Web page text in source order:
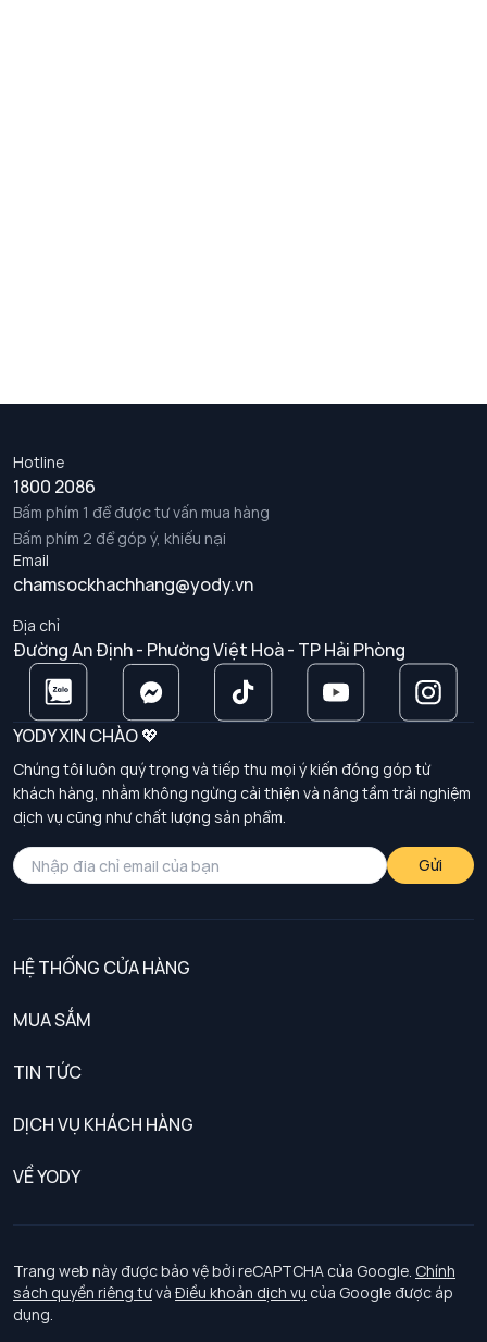
Hotline
1800 2086
Bấm phím 1 để được tư vấn mua hàng
Bấm phím 2 để góp ý, khiếu nại
Email
chamsockhachhang@yody.vn
Địa chỉ
Đường An Định - Phường Việt Hoà - TP Hải Phòng
YODY XIN CHÀO 💖
Chúng tôi luôn quý trọng và tiếp thu mọi ý kiến đóng góp từ
khách hàng, nhằm không ngừng cải thiện và nâng tầm trải nghiệm
dịch vụ cũng như chất lượng sản phẩm.
Gửi
HỆ THỐNG CỬA HÀNG
MUA SẮM
TIN TỨC
DỊCH VỤ KHÁCH HÀNG
Chính sách khách hàng thân thiết
Chính sách bảo vệ dữ liệu cá nhân
Chính sách thanh toán, giao nhận
VỀ YODY
Tuyển dụng
Trang web này được bảo vệ bởi reCAPTCHA của Google. Chính
sách quyền riêng tưvà Điều khoản dịch vụ của Google được áp
dụng.